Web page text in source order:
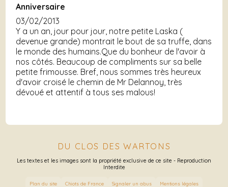
Anniversaire
03/02/2013
Y a un an, jour pour jour, notre petite Laska (
devenue grande) montrait le bout de sa truffe, dans
le monde des humains.Que du bonheur de l'avoir à
nos côtés. Beaucoup de compliments sur sa belle
petite frimousse. Bref, nous sommes très heureux
d'avoir croisé le chemin de Mr Delannoy, très
dévoué et attentif à tous ses malous!
DU CLOS DES WARTONS
Les textes et les images sont la propriété exclusive de ce site - Reproduction
Interdite
Plan du site Chiots de France Signaler un abus Mentions légales